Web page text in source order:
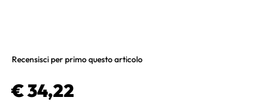
Recensisci per primo questo articolo
€ 34,22